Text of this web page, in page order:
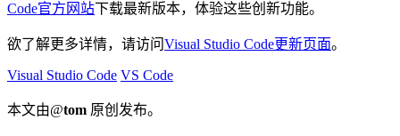
Code官方网站下载最新版本，体验这些创新功能。
欲了解更多详情，请访问Visual Studio Code更新页面。
Visual Studio Code VS Code
本文由@tom 原创发布。